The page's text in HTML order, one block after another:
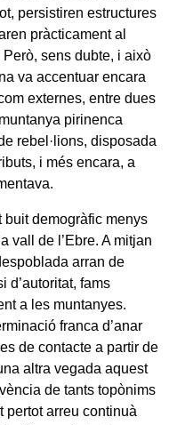
persistiren estructures
pràcticament al
sens dubte, i això
va accentuar encara
externes, entre dues
pirinenca
rebel·lions, disposada
i més encara, a
buit demogràfic menys
vall de l’Ebre. A mitjan
arran de
d’autoritat, fams
a les muntanyes.
franca d’anar
de contacte a partir de
altra vegada aquest
de tants topònims
pertot arreu continuà